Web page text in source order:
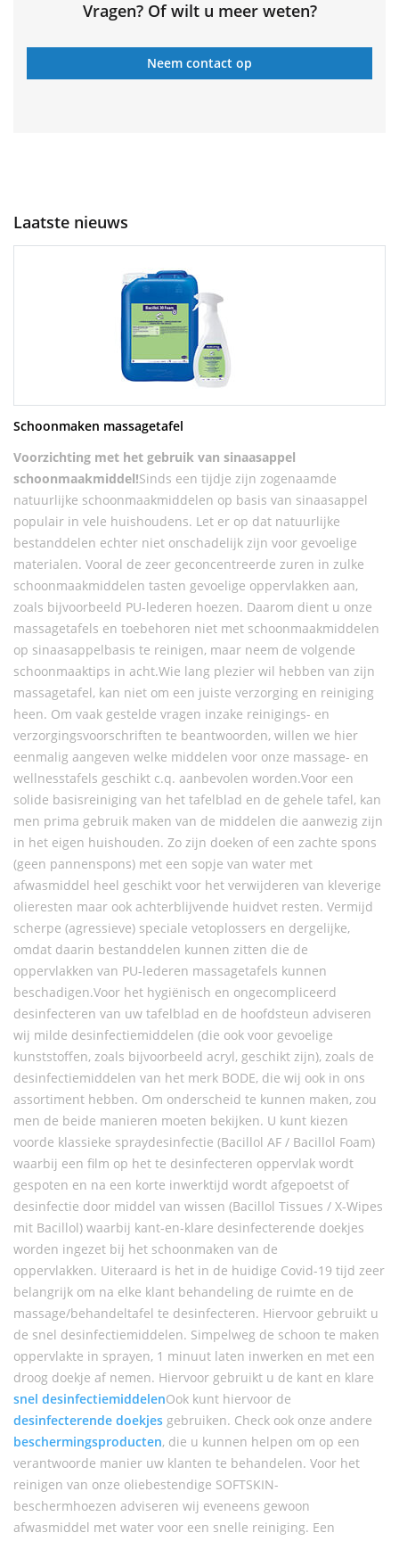
Vragen? Of wilt u meer weten?
Neem contact op
Laatste nieuws
Schoonmaken massagetafel
Voorzichting met het gebruik van sinaasappel
schoonmaakmiddel!Sinds een tijdje zijn zogenaamde
natuurlijke schoonmaakmiddelen op basis van sinaasappel
populair in vele huishoudens. Let er op dat natuurlijke
bestanddelen echter niet onschadelijk zijn voor gevoelige
materialen. Vooral de zeer geconcentreerde zuren in zulke
schoonmaakmiddelen tasten gevoelige oppervlakken aan,
zoals bijvoorbeeld PU-lederen hoezen. Daarom dient u onze
massagetafels en toebehoren niet met schoonmaakmiddelen
op sinaasappelbasis te reinigen, maar neem de volgende
schoonmaaktips in acht.Wie lang plezier wil hebben van zijn
massagetafel, kan niet om een juiste verzorging en reiniging
heen. Om vaak gestelde vragen inzake reinigings- en
verzorgingsvoorschriften te beantwoorden, willen we hier
eenmalig aangeven welke middelen voor onze massage- en
wellnesstafels geschikt c.q. aanbevolen worden.Voor een
solide basisreiniging van het tafelblad en de gehele tafel, kan
men prima gebruik maken van de middelen die aanwezig zijn
in het eigen huishouden. Zo zijn doeken of een zachte spons
(geen pannenspons) met een sopje van water met
afwasmiddel heel geschikt voor het verwijderen van kleverige
olieresten maar ook achterblijvende huidvet resten. Vermijd
scherpe (agressieve) speciale vetoplossers en dergelijke,
omdat daarin bestanddelen kunnen zitten die de
oppervlakken van PU-lederen massagetafels kunnen
beschadigen.Voor het hygiënisch en ongecompliceerd
desinfecteren van uw tafelblad en de hoofdsteun adviseren
wij milde desinfectiemiddelen (die ook voor gevoelige
kunststoffen, zoals bijvoorbeeld acryl, geschikt zijn), zoals de
desinfectiemiddelen van het merk BODE, die wij ook in ons
assortiment hebben. Om onderscheid te kunnen maken, zou
men de beide manieren moeten bekijken. U kunt kiezen
voorde klassieke spraydesinfectie (Bacillol AF / Bacillol Foam)
waarbij een film op het te desinfecteren oppervlak wordt
gespoten en na een korte inwerktijd wordt afgepoetst of
desinfectie door middel van wissen (Bacillol Tissues / X-Wipes
mit Bacillol) waarbij kant-en-klare desinfecterende doekjes
worden ingezet bij het schoonmaken van de
oppervlakken. Uiteraard is het in de huidige Covid-19 tijd zeer
belangrijk om na elke klant behandeling de ruimte en de
massage/behandeltafel te desinfecteren. Hiervoor gebruikt u
de snel desinfectiemiddelen. Simpelweg de schoon te maken
oppervlakte in sprayen, 1 minuut laten inwerken en met een
droog doekje af nemen. Hiervoor gebruikt u de kant en klare
snel desinfectiemiddelenOok kunt hiervoor de
desinfecterende doekjes gebruiken. Check ook onze andere
beschermingsproducten, die u kunnen helpen om op een
verantwoorde manier uw klanten te behandelen. Voor het
reinigen van onze oliebestendige SOFTSKIN-
beschermhoezen adviseren wij eveneens gewoon
afwasmiddel met water voor een snelle reiniging. Een